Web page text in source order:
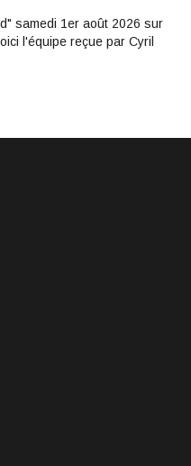
samedi 1er août 2026 sur
l'équipe reçue par Cyril